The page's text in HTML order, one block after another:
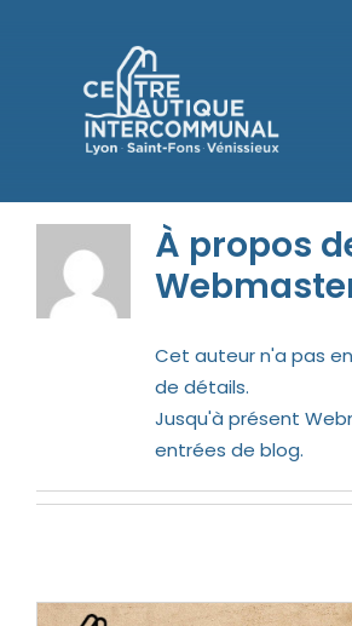
Le CNI
Activités
À propos
Cet auteur n'a pas
de détails.
Jusqu'à présent
entrées de blog.